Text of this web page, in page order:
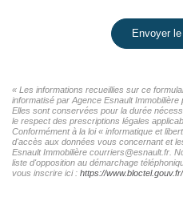
Envoyer
« Les informations recueillies sur ce
informatisé par Agence Esnault
Elles sont conservées pour la durée
le respect des prescriptions légales
Conformément à la loi « informatique et
d'accès aux données vous concernant et
Esnault Immobilière courriers@esnault.fr.
liste d'opposition au démarchage
vous inscrire ici : https://www.bloctel.gouv.fr/